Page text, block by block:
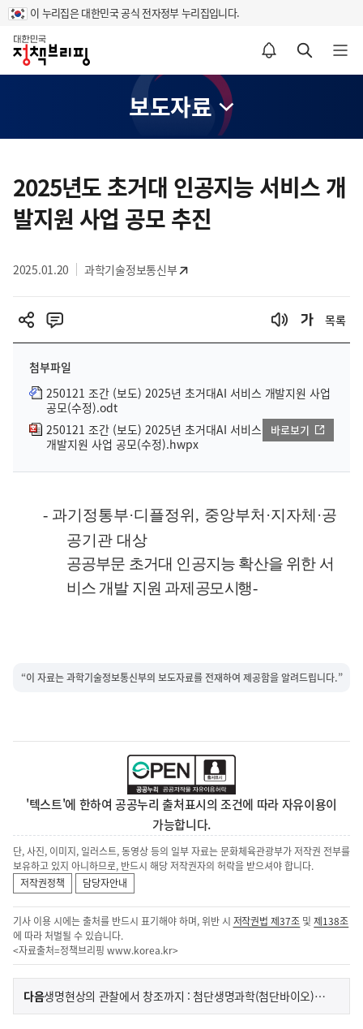
이 누리집은 대한민국 공식 전자정부 누리집입니다.
홈
알림설정 바로가기 검색 바로가기 메뉴 열기
보도자료
텐
츠
영
2025년도 초거대 인공지능 서비스 개
발지원 사업 공모 추진
2025.01.20 과학기술정보통신부
목록
첨부파일
250121 조간 (보도) 2025년 초거대AI 서비스 개발지원 사업
공모(수정).odt
250121 조간 (보도) 2025년 초거대AI 서비스
개발지원 사업 공모(수정).hwpx
바로보기
- 과기정통부·디플정위 , 중앙부처 ·지자체 ·공
공기관 대상
공공부문 초거대 인공지능 확산을 위한 서
비스 개발 지원 과제 공모 시행-
“이 자료는 과학기술정보통신부의 보도자료를 전재하여 제공함을 알려드립니다.”
'텍스트'에 한하여 공공누리 출처표시의 조건에 따라 자유이용이
가능합니다.
단, 사진, 이미지, 일러스트, 동영상 등의 일부 자료는 문화체육관광부가 저작권 전부를
보유하고 있지 아니하므로, 반드시 해당 저작권자의 허락을 받으셔야 합니다.
저작권정책
담당자안내
기사 이용 시에는 출처를 반드시 표기해야 하며, 위반 시 저작권법 제37조 및제138조
에 따라 처벌될 수 있습니다.
<자료출처=정책브리핑 www.korea.kr>
이
전
다음기
사
생명현상의 관찰에서 창조까지 : 첨단생명과학(첨단바이오)의 새 미래를 그리다